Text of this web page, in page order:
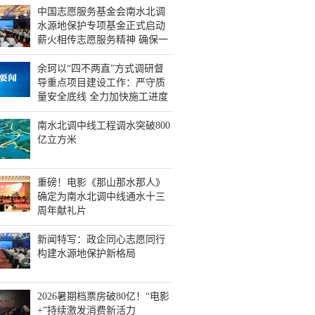
中国志愿服务基金会南水北调
水源地保护专项基金正式启动
薪火相传志愿服务精神 确保一
泓清水永续北上 徐福顺讲话 王
永辉致辞 余珂主持
余珂以“四不两直”方式调研督
导重点项目建设工作：严守质
量安全底线 全力加快施工进度
南水北调中线工程调水突破800
亿立方米
重磅！电影《那山那水那人》
确定为南水北调中线通水十三
周年献礼片
新闻特写：政企同心志愿同行
构建水源地保护新格局
2026暑期档票房破80亿！“电影
+”持续激发消费新活力